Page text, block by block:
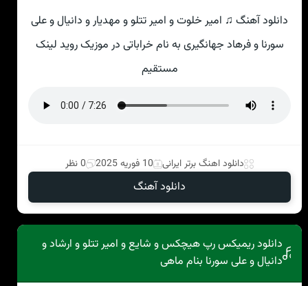
دانلود آهنگ ♫ امیر خلوت و امیر تتلو و مهدیار و دانیال و علی
سورنا و فرهاد جهانگیری به نام خراباتی در موزیک روید لینک
مستقیم
دانلود اهنگ برتر ایرانی 10 فوریه 2025 0 نظر
دانلود آهنگ
دانلود ریمیکس رپ هیچکس و شایع و امیر تتلو و ارشاد و
دانیال و علی سورنا بنام ماهی